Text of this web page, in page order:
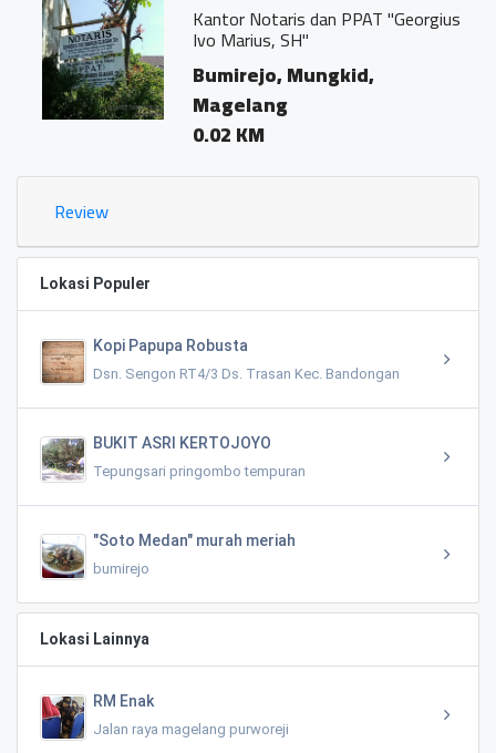
Kantor Notaris dan PPAT "Georgius
Ivo Marius, SH"
Bumirejo, Mungkid,
Magelang
0.02 KM
Review
Lokasi Populer
Kopi Papupa Robusta
Dsn. Sengon RT4/3 Ds. Trasan Kec. Bandongan
BUKIT ASRI KERTOJOYO
Tepungsari pringombo tempuran
"Soto Medan" murah meriah
bumirejo
Lokasi Lainnya
RM Enak
Jalan raya magelang purworeji